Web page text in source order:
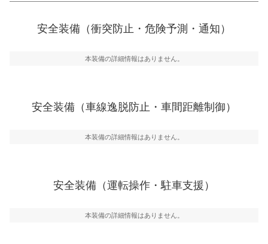
ーキアシスト、ABSなどが装備されています。
車線逸脱防止
車線のはみだしやふらつきを防止するためにレーンキー
運転・駐車支援
グ・アシストやサイドブラインドモニターなどが装備さ
安全装備（衝突防止・危険予測・通知）
本装備の詳細情報はありません。
安全装備（車線逸脱防止・車間距離制御）
本装備の詳細情報はありません。
安全装備（運転操作・駐車支援）
本装備の詳細情報はありません。